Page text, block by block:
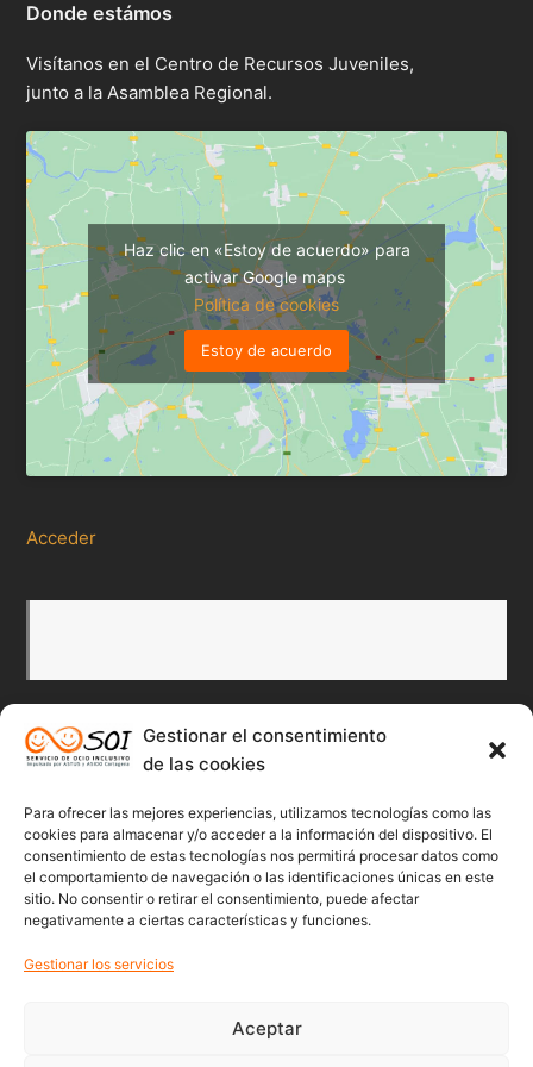
Gestionar el consentimiento
de las cookies
Para ofrecer las mejores experiencias, utilizamos tecnologías como las
cookies para almacenar y/o acceder a la información del dispositivo. El
consentimiento de estas tecnologías nos permitirá procesar datos como
el comportamiento de navegación o las identificaciones únicas en este
sitio. No consentir o retirar el consentimiento, puede afectar
negativamente a ciertas características y funciones.
Gestionar los servicios
Aceptar
Donde estámos
Visítanos en el Centro de Recursos Juveniles,
junto a la Asamblea Regional.
Haz clic en «Estoy de acuerdo» para
activar Google maps
Política de cookies
Estoy de acuerdo
Acceder
Redes Sociales
Twitter
Facebook
Youtube